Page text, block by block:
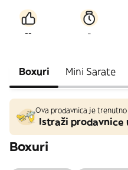
-- -
Boxuri Mini Sarate
Ova prodavnica je trenutno
Istraži prodavnice
Boxuri